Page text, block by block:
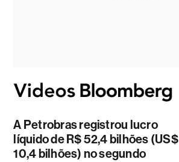
A Petrobras registrou lucro
líquido de R$ 52,4 bilhões (US$
10,4 bilhões) no segundo